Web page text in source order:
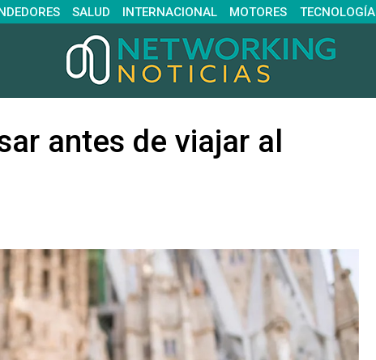
SALUD INTERNACIONAL MOTORES TECNOLOGÍA
antes de viajar al